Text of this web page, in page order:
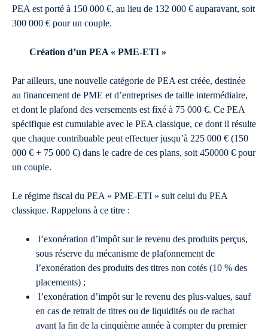
PEA est porté à 150 000 €, au lieu de 132 000 € auparavant, soit
300 000 € pour un couple.
Création d’un PEA « PME-ETI »
Par ailleurs, une nouvelle catégorie de PEA est créée, destinée
au financement de PME et d’entreprises de taille intermédiaire,
et dont le plafond des versements est fixé à 75 000 €. Ce PEA
spécifique est cumulable avec le PEA classique, ce dont il résulte
que chaque contribuable peut effectuer jusqu’à 225 000 € (150
000 € + 75 000 €) dans le cadre de ces plans, soit 450000 € pour
un couple.
Le régime fiscal du PEA « PME-ETI » suit celui du PEA
classique. Rappelons à ce titre :
l’exonération d’impôt sur le revenu des produits perçus,
sous réserve du mécanisme de plafonnement de
l’exonération des produits des titres non cotés (10 % des
placements) ;
l’exonération d’impôt sur le revenu des plus-values, sauf
en cas de retrait de titres ou de liquidités ou de rachat
avant la fin de la cinquième année à compter du premier